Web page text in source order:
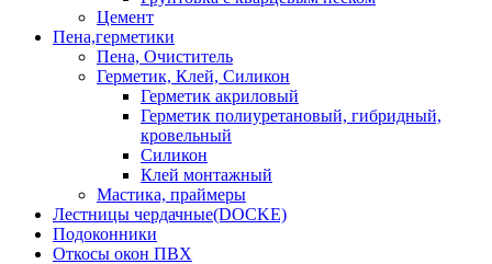
Цемент
Пена,герметики
Пена, Очиститель
Герметик, Клей, Силикон
Герметик акриловый
Герметик полиуретановый, гибридный,
кровельный
Силикон
Клей монтажный
Мастика, праймеры
Лестницы чердачные(DOCKE)
Подоконники
Откосы окон ПВХ